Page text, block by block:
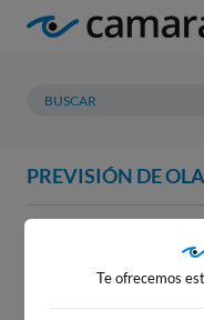
PREVISIÓN DE
WEBCAM
WEBCAM
Te ofrecemos